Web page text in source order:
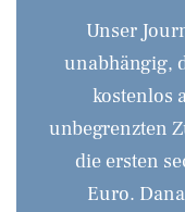
Unser
unabhängig,
kostenlos
unbegrenzten
die ersten
Euro.